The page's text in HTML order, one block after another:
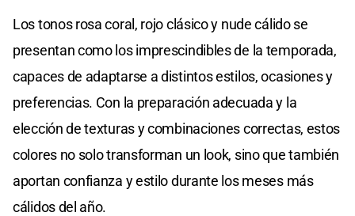
Los tonos rosa coral, rojo clásico y nude cálido se
presentan como los imprescindibles de la temporada,
capaces de adaptarse a distintos estilos, ocasiones y
preferencias. Con la preparación adecuada y la
elección de texturas y combinaciones correctas, estos
colores no solo transforman un look, sino que también
aportan confianza y estilo durante los meses más
cálidos del año.